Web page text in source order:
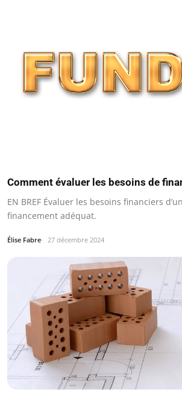
Comment évaluer les besoins de
EN BREF Évaluer les besoins financiers
financement adéquat.
Élise Fabre 27 décembre 2024